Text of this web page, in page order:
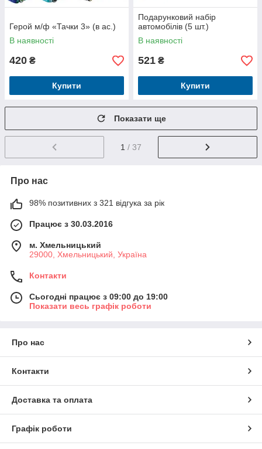
Герой м/ф «Тачки 3» (в ас.)
В наявності
420 ₴
Купити
Подарунковий набір
автомобілів (5 шт.)
В наявності
521 ₴
Купити
Показати ще
1 / 37
Про нас
98% позитивних з 321 відгука за рік
Працює з 30.03.2016
м. Хмельницький
29000, Хмельницький, Україна
Контакти
Сьогодні працює з 09:00 до 19:00
Показати весь графік роботи
Про нас
Контакти
Доставка та оплата
Графік роботи